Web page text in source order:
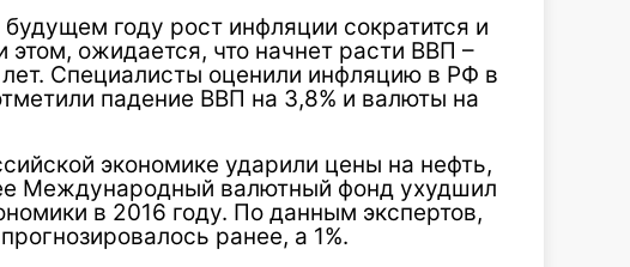
году рост инфляции сократится и
этом, ожидается, что начнет расти ВВП –
Специалисты оценили инфляцию в РФ в
падение ВВП на 3,8% и валюты на
экономике ударили цены на нефть,
Международный валютный фонд ухудшил
в 2016 году. По данным экспертов,
ранее, а 1%.